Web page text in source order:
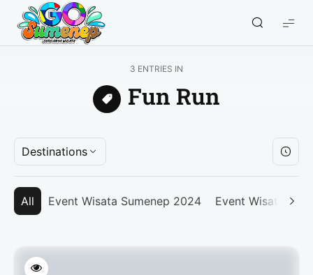
GO
Sumenep
3 ENTRIES IN
Fun Run
Destinations
All Event Wisata Sumenep 2024 Event Wisata